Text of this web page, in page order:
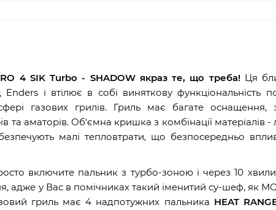
4 SIK Turbo - SHADOW якраз те, що треба! Ця
і втілює в собі виняткову функціональність
газових грилів. Гриль має багате оснащення,
аматорів. Об'ємна кришка з комбінації матеріалів -
малі тепловтрати, що безпосередньо
включите пальник з турбо-зоною і через 10
адже у Вас в помічниках такий іменитий су-шеф, як
гриль має 4 надпотужних пальника HEAT